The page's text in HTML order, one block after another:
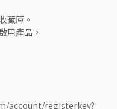
藏庫。
用產品。
account/registerkey?